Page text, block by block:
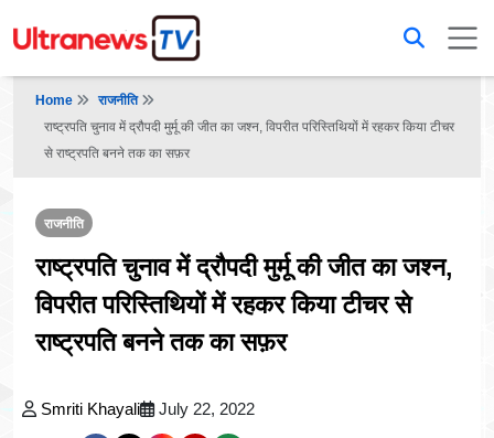
Home
राजनीति
राष्ट्रपति चुनाव में द्रौपदी मुर्मू की जीत का जश्न, विपरीत परिस्तिथियों में रहकर किया टीचर
से राष्ट्रपति बनने तक का सफ़र
राजनीति
राष्ट्रपति चुनाव में द्रौपदी मुर्मू की जीत का जश्न,
विपरीत परिस्तिथियों में रहकर किया टीचर से
राष्ट्रपति बनने तक का सफ़र
Smriti Khayali July 22, 2022